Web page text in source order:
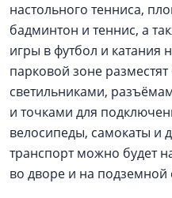
настольного тенниса,
бадминтон и теннис, а
игры в футбол и катания
парковой зоне
светильниками,
и точками для
велосипеды, самокаты и
транспорт можно будет
во дворе и на подземной